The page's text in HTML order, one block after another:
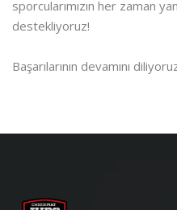
sporcularımızın her zaman
destekliyoruz!
Başarılarının devamını